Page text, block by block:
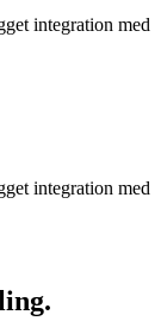
integration med
integration med